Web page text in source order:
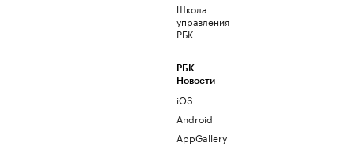
Школа
управления
РБК
РБК
Новости
iOS
Android
AppGallery